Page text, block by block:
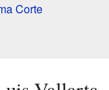
Corte